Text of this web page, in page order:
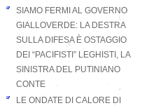
SIAMO FERMI AL GOVERNO
GIALLOVERDE: LA DESTRA
SULLA DIFESA È OSTAGGIO
DEI “PACIFISTI” LEGHISTI, LA
SINISTRA DEL PUTINIANO
CONTE
LE ONDATE DI CALORE DI